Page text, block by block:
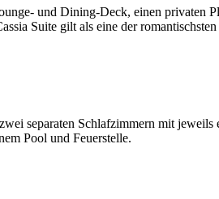
und Dining-Deck, einen privaten
Suite gilt als eine der
separaten Schlafzimmern mit
Pool und Feuerstelle.